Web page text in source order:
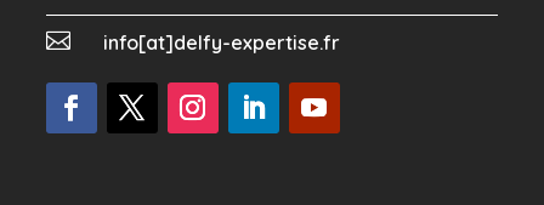
 info[at]delfy-expertise.fr